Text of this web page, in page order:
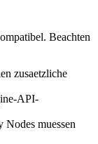
Beachten
zusaetzliche
API-
Nodes muessen